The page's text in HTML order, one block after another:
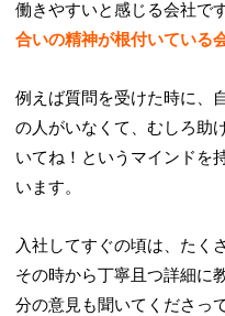
働きやすいと感じる会社で
合いの精神が根付いている
例えば質問を受けた時に、
の人がいなくて、むしろ助
いてね！というマインドを
います。
入社してすぐの頃は、たく
その時から丁寧且つ詳細に
分の意見も聞いてくださっ